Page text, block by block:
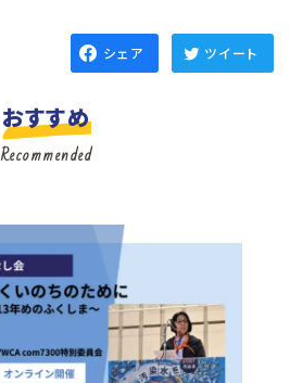
シェア ツイート
おすすめ
Recommended